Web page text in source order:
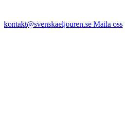
kontakt@svenskaeljouren.se Maila oss